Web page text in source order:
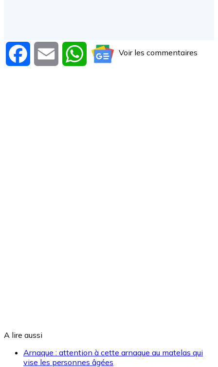
Facebook Email WhatsAppVoir les commentaires
A lire aussi
Arnaque : attention à cette arnaque au matelas qui
vise les personnes âgées